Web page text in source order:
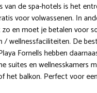
van de spa-hotels is het
voor volwassenen. In
zo en moet je betalen voor
/ wellnessfaciliteiten. De
Fornells hebben
suites en wellnesskamers
het balkon. Perfect voor